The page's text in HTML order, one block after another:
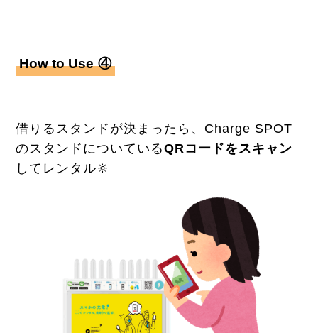
How to Use ④
借りるスタンドが決まったら、Charge SPOT
のスタンドについているQRコードをスキャン
してレンタル🔆